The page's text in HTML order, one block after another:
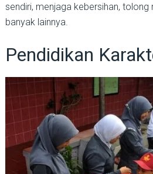
sendiri, menjaga kebersihan,
banyak lainnya.
Pendidikan